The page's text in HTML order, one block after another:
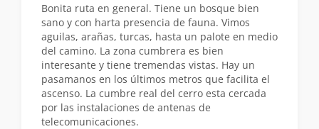
Bonita ruta en general. Tiene un bosque bien
sano y con harta presencia de fauna. Vimos
aguilas, arañas, turcas, hasta un palote en medio
del camino. La zona cumbrera es bien
interesante y tiene tremendas vistas. Hay un
pasamanos en los últimos metros que facilita el
ascenso. La cumbre real del cerro esta cercada
por las instalaciones de antenas de
telecomunicaciones.